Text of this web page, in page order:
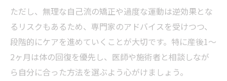
件
産後骨盤ケアの利用回数や保険適用の実際
赤ちゃん連れに優しい産後骨盤ケア活用法
赤ちゃん連れで利用しやすい産後骨盤ケア
の工夫
ただし、無理な自己流の矯正や過度な運動は逆効果とな
るリスクもあるため、専門家のアドバイスを受けつつ、
段階的にケアを進めていくことが大切です。特に産後1〜
2ヶ月は体の回復を優先し、医師や施術者と相談しなが
ら自分に合った方法を選ぶよう心がけましょう。